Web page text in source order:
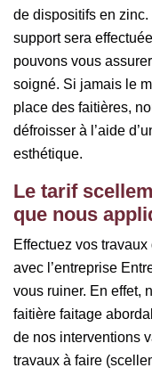
de dispositifs en
support sera
pouvons vous
soigné. Si jamais le
place des faitières,
défroisser à l’aide
esthétique.
Le tarif
que nous
Effectuez vos
avec l’entreprise
vous ruiner. En effet,
faitière faitage
de nos interventions
travaux à faire